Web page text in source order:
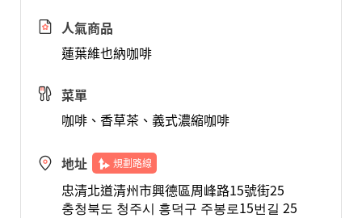
人氣商品
蓮葉維也納咖啡
菜單
咖啡、香草茶、義式濃縮咖啡
地址 規劃路線
忠清北道清州市興德區周峰路15號街25
충청북도 청주시 흥덕구 주봉로15번길 25